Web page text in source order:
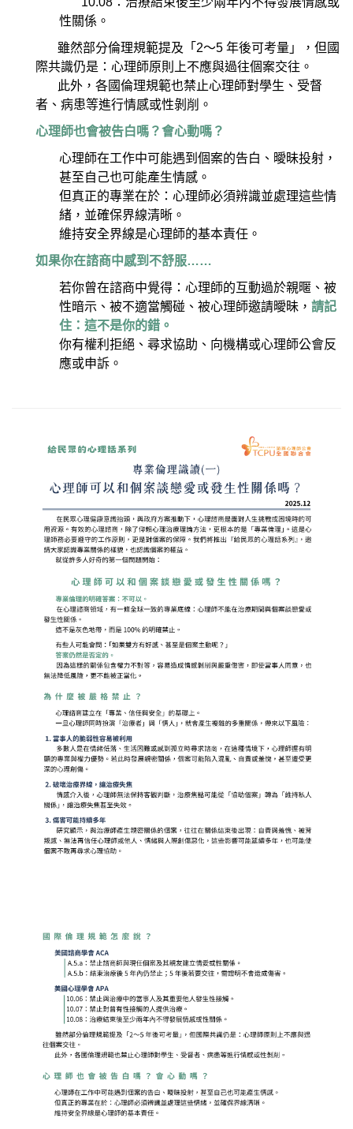
性關係。
雖然部分倫理規範提及「2～5 年後可考量」，但國
際共識仍是：心理師原則上不應與過往個案交往。
此外，各國倫理規範也禁止心理師對學生、受督
者、病患等進行情感或性剝削。
心理師也會被告白嗎？會心動嗎？
心理師在工作中可能遇到個案的告白、曖昧投射，
甚至自己也可能產生情感。
但真正的專業在於：心理師必須辨識並處理這些情
緒，並確保界線清晰。
維持安全界線是心理師的基本責任。
如果你在諮商中感到不舒服……
若你曾在諮商中覺得：心理師的互動過於親暱、被
性暗示、被不適當觸碰、被心理師邀請曖昧， 請記
住：這不是你的錯。
你有權利拒絕、尋求協助、向機構或心理師公會反
應或申訴。